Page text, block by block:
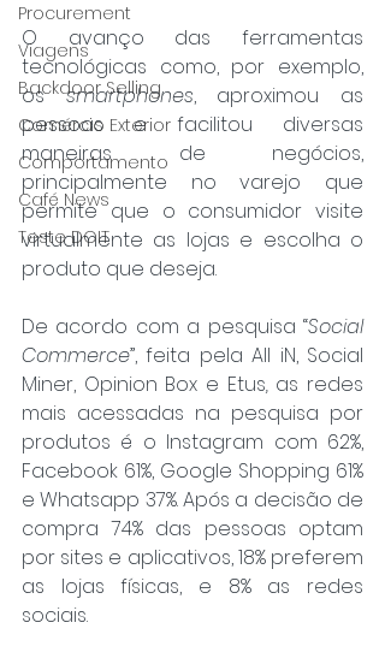
Procurement
Viagens
Backdoor Selling
Comércio Exterior
Comportamento
Café News
Teste DOIT
O avanço das ferramentas
tecnológicas como, por exemplo,
os smartphones, aproximou as
pessoas e facilitou diversas
maneiras de negócios,
principalmente no varejo que
permite que o consumidor visite
virtualmente as lojas e escolha o
produto que deseja.
De acordo com a pesquisa “Social
Commerce”, feita pela All iN, Social
Miner, Opinion Box e Etus, as redes
mais acessadas na pesquisa por
produtos é o Instagram com 62%,
Facebook 61%, Google Shopping 61%
e Whatsapp 37%. Após a decisão de
compra 74% das pessoas optam
por sites e aplicativos, 18% preferem
as lojas físicas, e 8% as redes
sociais.